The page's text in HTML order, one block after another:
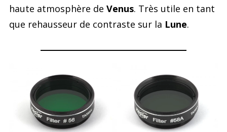
haute atmosphère de Venus. Très utile en tant
que rehausseur de contraste sur la Lune.